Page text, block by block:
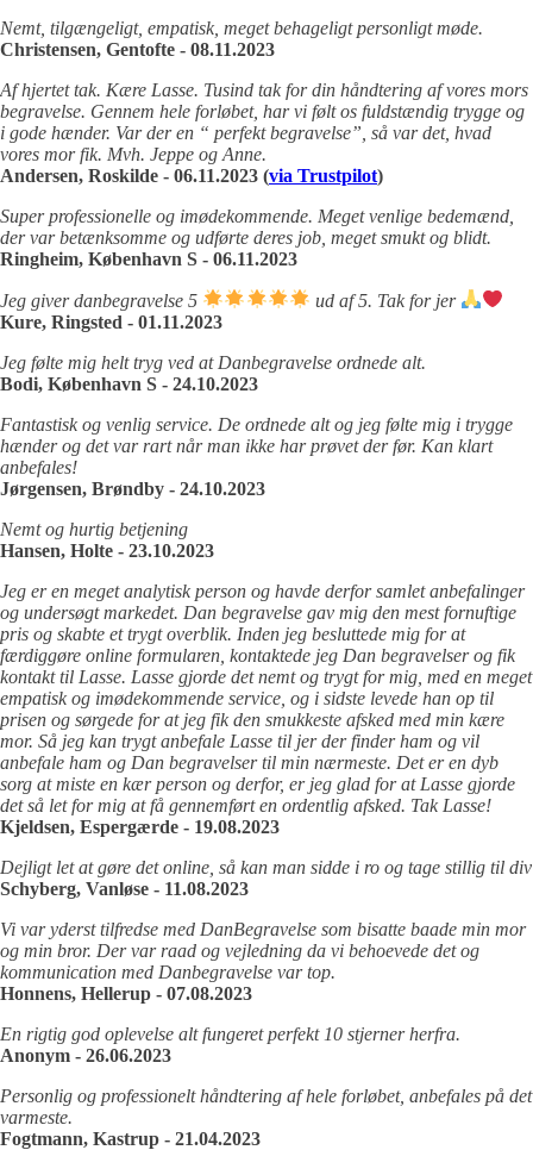
Nemt, tilgængeligt, empatisk, meget behageligt personligt møde.
Christensen, Gentofte - 08.11.2023
Af hjertet tak. Kære Lasse. Tusind tak for din håndtering af vores mors
begravelse. Gennem hele forløbet, har vi følt os fuldstændig trygge og
i gode hænder. Var der en “ perfekt begravelse”, så var det, hvad
vores mor fik. Mvh. Jeppe og Anne.
Andersen, Roskilde - 06.11.2023 (via Trustpilot)
Super professionelle og imødekommende. Meget venlige bedemænd,
der var betænksomme og udførte deres job, meget smukt og blidt.
Ringheim, København S - 06.11.2023
Jeg giver danbegravelse 5
ud af 5. Tak for jer
Kure, Ringsted - 01.11.2023
Jeg følte mig helt tryg ved at Danbegravelse ordnede alt.
Bodi, København S - 24.10.2023
Fantastisk og venlig service. De ordnede alt og jeg følte mig i trygge
hænder og det var rart når man ikke har prøvet der før. Kan klart
anbefales!
Jørgensen, Brøndby - 24.10.2023
Nemt og hurtig betjening
Hansen, Holte - 23.10.2023
Jeg er en meget analytisk person og havde derfor samlet anbefalinger
og undersøgt markedet. Dan begravelse gav mig den mest fornuftige
pris og skabte et trygt overblik. Inden jeg besluttede mig for at
færdiggøre online formularen, kontaktede jeg Dan begravelser og fik
kontakt til Lasse. Lasse gjorde det nemt og trygt for mig, med en meget
empatisk og imødekommende service, og i sidste levede han op til
prisen og sørgede for at jeg fik den smukkeste afsked med min kære
mor. Så jeg kan trygt anbefale Lasse til jer der finder ham og vil
anbefale ham og Dan begravelser til min nærmeste. Det er en dyb
sorg at miste en kær person og derfor, er jeg glad for at Lasse gjorde
det så let for mig at få gennemført en ordentlig afsked. Tak Lasse!
Kjeldsen, Espergærde - 19.08.2023
Dejligt let at gøre det online, så kan man sidde i ro og tage stillig til div
Schyberg, Vanløse - 11.08.2023
Vi var yderst tilfredse med DanBegravelse som bisatte baade min mor
og min bror. Der var raad og vejledning da vi behoevede det og
kommunication med Danbegravelse var top.
Honnens, Hellerup - 07.08.2023
En rigtig god oplevelse alt fungeret perfekt 10 stjerner herfra.
Anonym - 26.06.2023
Personlig og professionelt håndtering af hele forløbet, anbefales på det
varmeste.
Fogtmann, Kastrup - 21.04.2023